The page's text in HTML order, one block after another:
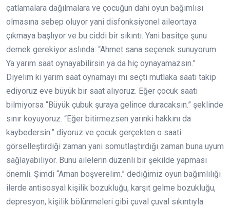
çatlamalara dağılmalara ve çocuğun dahi oyun bağımlısı
olmasına sebep oluyor yani disfonksiyonel aileortaya
çıkmaya başlıyor ve bu ciddi bir sıkıntı. Yani basitçe şunu
demek gerekiyor aslında: “Ahmet sana seçenek sunuyorum.
Ya yarım saat oynayabilirsin ya da hiç oynayamazsın.”
Diyelim ki yarım saat oynamayı mı seçti mutlaka saati takip
ediyoruz eve büyük bir saat alıyoruz. Eğer çocuk saati
bilmiyorsa “Büyük çubuk şuraya gelince duracaksın.” şeklinde
sınır koyuyoruz. “Eğer bitirmezsen yarınki hakkını da
kaybedersin.” diyoruz ve çocuk gerçekten o saati
görselleştirdiği zaman yani somutlaştırdığı zaman buna uyum
sağlayabiliyor. Bunu ailelerin düzenli bir şekilde yapması
önemli. Şimdi “Aman boşverelim.” dediğimiz oyun bağımlılığı
ilerde antisosyal kişilik bozukluğu, karşıt gelme bozukluğu,
depresyon, kişilik bölünmeleri gibi çuval çuval sıkıntıyla